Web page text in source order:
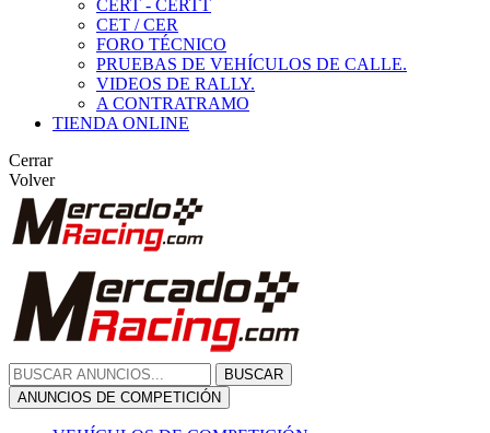
CERT - CERTT
CET / CER
FORO TÉCNICO
PRUEBAS DE VEHÍCULOS DE CALLE.
VIDEOS DE RALLY.
A CONTRATRAMO
TIENDA ONLINE
Cerrar
Volver
BUSCAR
ANUNCIOS DE COMPETICIÓN